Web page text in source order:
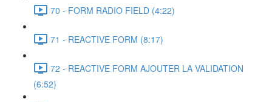
70 - FORM RADIO FIELD (4:22)
71 - REACTIVE FORM (8:17)
72 - REACTIVE FORM AJOUTER LA VALIDATION
(6:52)